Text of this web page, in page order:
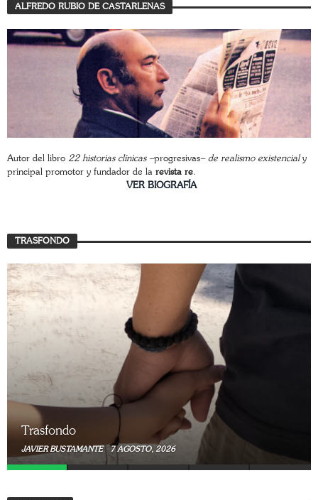
ALFREDO RUBIO DE CASTARLENAS
Autor del libro 22 historias clínicas –progresivas– de realismo existencialy
principal promotor y fundador de la revista re.
VER BIOGRAFÍA
TRASFONDO
Trasfondo
JAVIER BUSTAMANTE 7 JULIO, 2026